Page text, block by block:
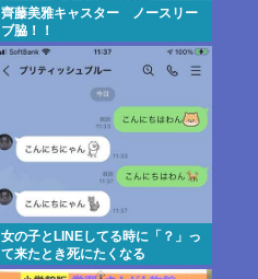
齊藤美雅キャスター ノースリー
ブ脇！！
女の子とLINEしてる時に「？」っ
て来たとき死にたくなる